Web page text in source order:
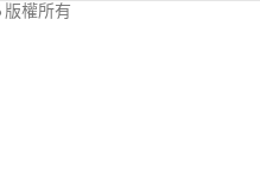
權所有